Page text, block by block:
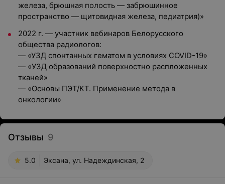
железа, брюшная полость — забрюшинное
пространство — щитовидная железа, педиатрия)»
2022 г. — участник вебинаров Белорусского
общества радиологов:
— «УЗД спонтанных гематом в условиях COVID-19»
— «УЗД образований поверхностно распложенных
тканей»
— «Основы ПЭТ/КТ. Применение метода в
онкологии»
Отзывы 9
5.0 Эксана, ул. Надеждинская, 2